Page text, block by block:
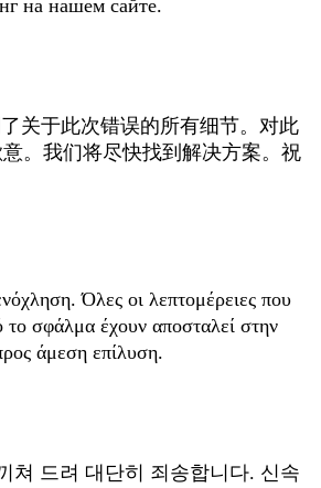
на нашем сайте.
关于此次错误的所有细节。对此
。我们将尽快找到解决方案。祝
Όλες οι λεπτομέρειες που
το σφάλμα έχουν αποσταλεί στην
άμεση επίλυση.
쳐 드려 대단히 죄송합니다. 신속